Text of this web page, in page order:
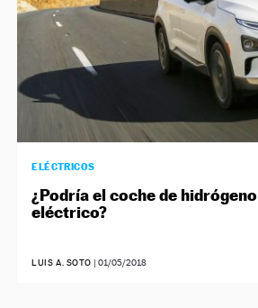
ELÉCTRICOS
¿Podría el coche de
eléctrico?
LUIS A. SOTO |01/05/2018